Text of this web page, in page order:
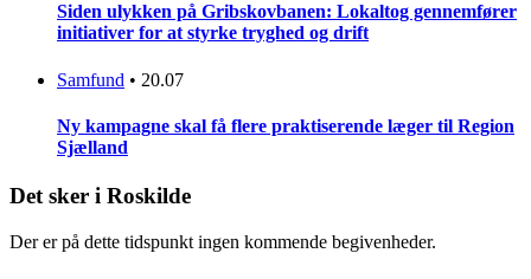
Siden ulykken på Gribskovbanen: Lokaltog gennemfører
initiativer for at styrke tryghed og drift
Samfund • 20.07
Ny kampagne skal få flere praktiserende læger til Region
Sjælland
Det sker i Roskilde
Der er på dette tidspunkt ingen kommende begivenheder.